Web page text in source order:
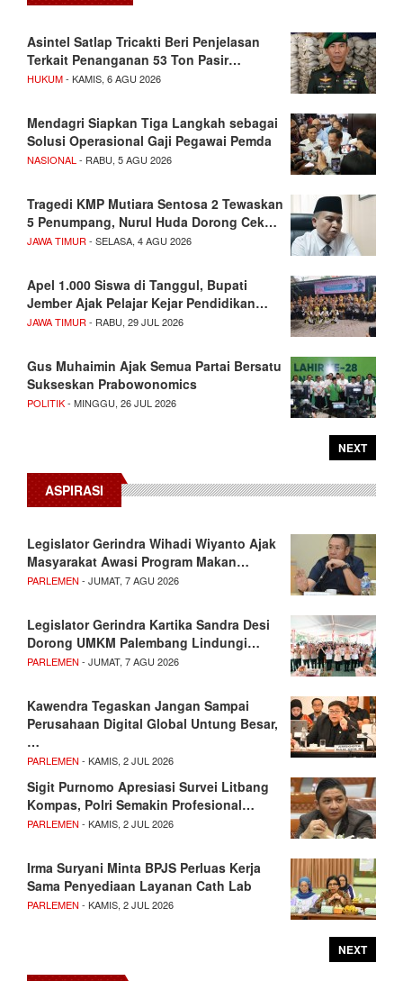
Asintel Satlap Tricakti Beri Penjelasan
Terkait Penanganan 53 Ton Pasir…
HUKUM- KAMIS, 6 AGU 2026
Mendagri Siapkan Tiga Langkah sebagai
Solusi Operasional Gaji Pegawai Pemda
NASIONAL - RABU, 5 AGU 2026
Tragedi KMP Mutiara Sentosa 2 Tewaskan
5 Penumpang, Nurul Huda Dorong Cek…
JAWA TIMUR - SELASA, 4 AGU 2026
Apel 1.000 Siswa di Tanggul, Bupati
Jember Ajak Pelajar Kejar Pendidikan…
JAWA TIMUR - RABU, 29 JUL 2026
Gus Muhaimin Ajak Semua Partai Bersatu
Sukseskan Prabowonomics
POLITIK- MINGGU, 26 JUL 2026
NEXT
ASPIRASI
Legislator Gerindra Wihadi Wiyanto Ajak
Masyarakat Awasi Program Makan…
PARLEMEN - JUMAT, 7 AGU 2026
Legislator Gerindra Kartika Sandra Desi
Dorong UMKM Palembang Lindungi…
PARLEMEN - JUMAT, 7 AGU 2026
Kawendra Tegaskan Jangan Sampai
Perusahaan Digital Global Untung Besar,
…
PARLEMEN - KAMIS, 2 JUL 2026
Sigit Purnomo Apresiasi Survei Litbang
Kompas, Polri Semakin Profesional…
PARLEMEN - KAMIS, 2 JUL 2026
Irma Suryani Minta BPJS Perluas Kerja
Sama Penyediaan Layanan Cath Lab
PARLEMEN - KAMIS, 2 JUL 2026
NEXT